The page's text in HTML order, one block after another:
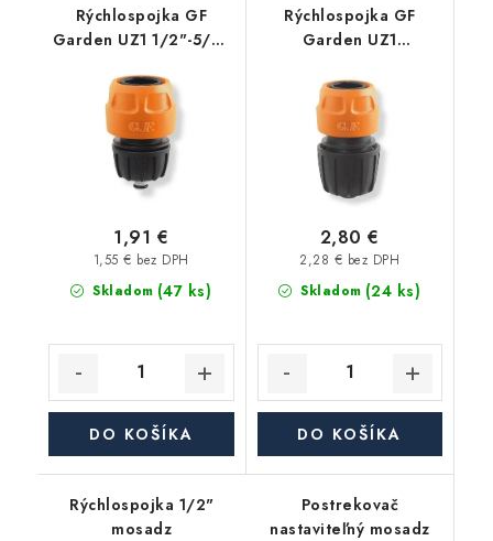
Rýchlospojka GF
Garden UZ1 1/2"-5/8"
Skladom (47 ks)
1,55 € bez DPH
1,91 €
DO KOŠÍKA
Rýchlospojka GF
Garden UZ1
Skladom (24 ks)
2,28 € bez DPH
2,80 €
DO KOŠÍKA
Rýchlospojka 1/2"
mosadz
Postrekovač
nastaviteľný mosadz